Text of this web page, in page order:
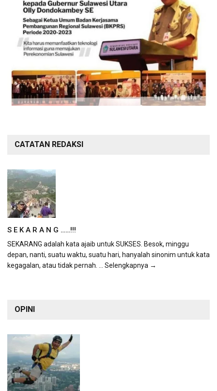
CATATAN REDAKSI
S E K A R A N G ……!!!
SEKARANG adalah kata ajaib untuk SUKSES. Besok, minggu
depan, nanti, suatu waktu, suatu hari, hanyalah sinonim untuk kata
kegagalan, atau tidak pernah. ... Selengkapnya →
OPINI